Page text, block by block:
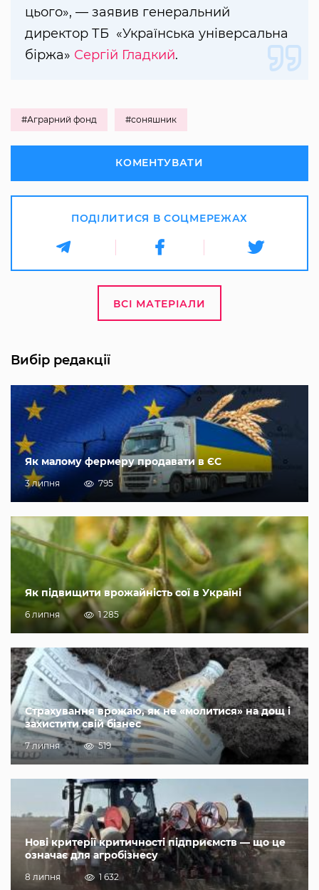
цього», — заявив генеральний
директор ТБ «Українська універсальна
біржа» Сергій Гладкий.
#Аграрний фонд #соняшник
КОМЕНТУВАТИ
ПОДІЛИТИСЯ В СОЦМЕРЕЖАХ
ВСІ МАТЕРІАЛИ
Вибір редакції
Як малому фермеру продавати в ЄС
3 липня 795
Як підвищити врожайність сої в Україні
6 липня 1 285
Страхування врожаю, як не «молитися» на дощ і
захистити свій бізнес
7 липня 519
Нові критерії критичності підприємств — що це
означає для агробізнесу
8 липня 1 632